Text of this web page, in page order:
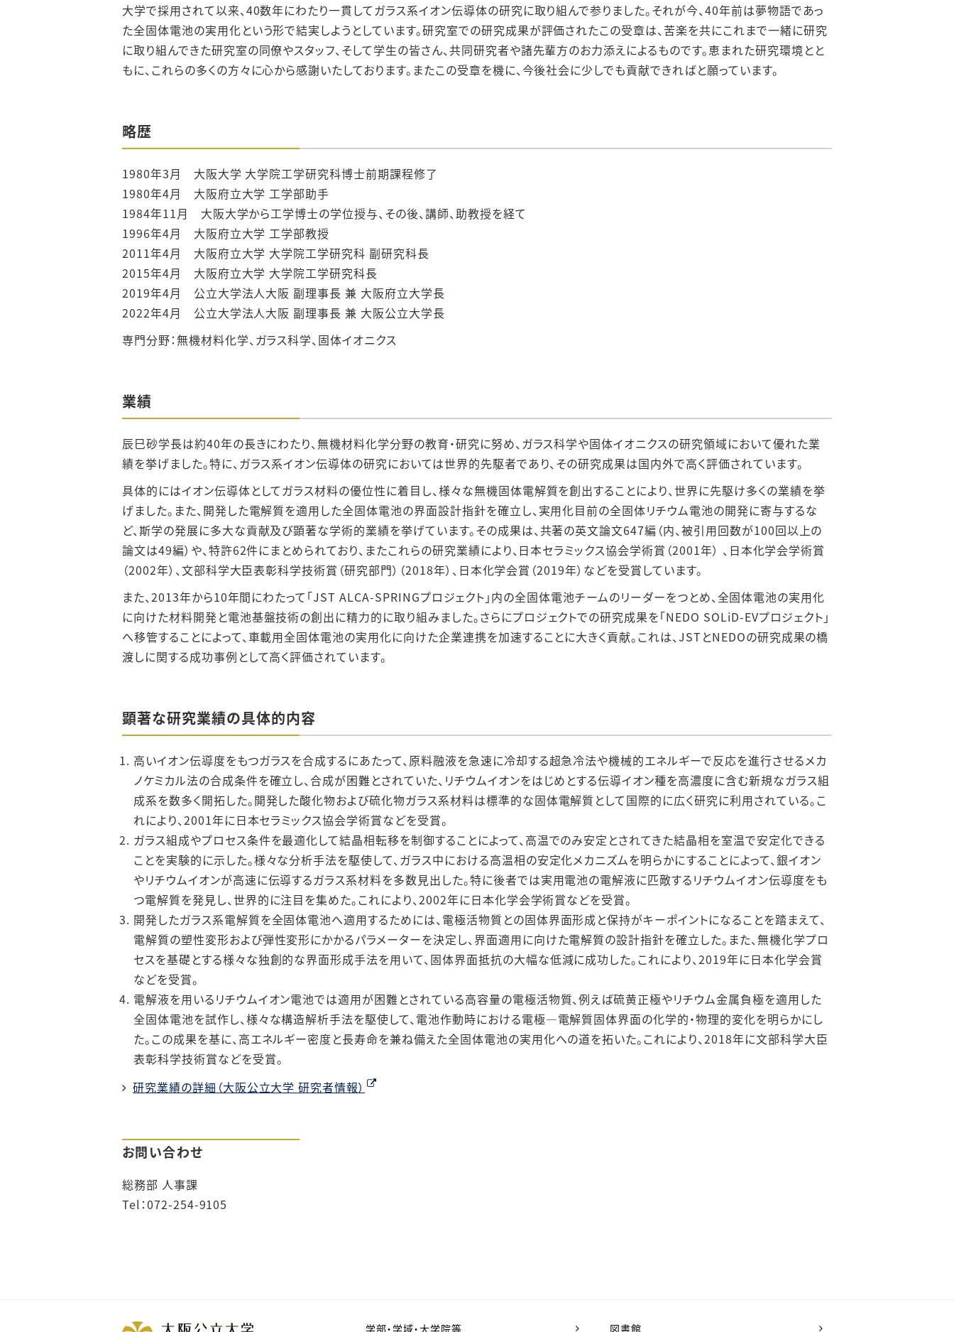
大学で採用されて以来、40数年にわたり一貫してガラス系イオン伝導体の研究に取り組んで参りました。それが今、40年前は夢物語であっ
た全固体電池の実用化という形で結実しようとしています。研究室での研究成果が評価されたこの受章は、苦楽を共にこれまで一緒に研究
に取り組んできた研究室の同僚やスタッフ、そして学生の皆さん、共同研究者や諸先輩方のお力添えによるものです。恵まれた研究環境とと
もに、これらの多くの方々に心から感謝いたしております。またこの受章を機に、今後社会に少しでも貢献できればと願っています。
略歴
1980年3月 大阪大学 大学院工学研究科博士前期課程修了
1980年4月 大阪府立大学 工学部助手
1984年11月 大阪大学から工学博士の学位授与、その後、講師、助教授を経て
1996年4月 大阪府立大学 工学部教授
2011年4月 大阪府立大学 大学院工学研究科 副研究科長
2015年4月 大阪府立大学 大学院工学研究科長
2019年4月 公立大学法人大阪 副理事長 兼 大阪府立大学長
2022年4月 公立大学法人大阪 副理事長 兼 大阪公立大学長
専門分野：無機材料化学、ガラス科学、固体イオニクス
業績
辰巳砂学長は約40年の長きにわたり、無機材料化学分野の教育・研究に努め、ガラス科学や固体イオニクスの研究領域において優れた業
績を挙げました。特に、ガラス系イオン伝導体の研究においては世界的先駆者であり、その研究成果は国内外で高く評価されています。
具体的にはイオン伝導体としてガラス材料の優位性に着目し、様々な無機固体電解質を創出することにより、世界に先駆け多くの業績を挙
げました。また、開発した電解質を適用した全固体電池の界面設計指針を確立し、実用化目前の全固体リチウム電池の開発に寄与するな
ど、斯学の発展に多大な貢献及び顕著な学術的業績を挙げています。その成果は、共著の英文論文647編（内、被引用回数が100回以上の
論文は49編）や、特許62件にまとめられており、またこれらの研究業績により、日本セラミックス協会学術賞（2001年） 、日本化学会学術賞
（2002年）、文部科学大臣表彰科学技術賞（研究部門）（2018年）、日本化学会賞（2019年）などを受賞しています。
また、2013年から10年間にわたって「JST ALCA-SPRINGプロジェクト」内の全固体電池チームのリーダーをつとめ、全固体電池の実用化
に向けた材料開発と電池基盤技術の創出に精力的に取り組みました。さらにプロジェクトでの研究成果を「NEDO SOLiD-EVプロジェクト」
へ移管することによって、車載用全固体電池の実用化に向けた企業連携を加速することに大きく貢献。これは、JSTとNEDOの研究成果の橋
渡しに関する成功事例として高く評価されています。
顕著な研究業績の具体的内容
高いイオン伝導度をもつガラスを合成するにあたって、原料融液を急速に冷却する超急冷法や機械的エネルギーで反応を進行させるメカ
ノケミカル法の合成条件を確立し、合成が困難とされていた、リチウムイオンをはじめとする伝導イオン種を高濃度に含む新規なガラス組
成系を数多く開拓した。開発した酸化物および硫化物ガラス系材料は標準的な固体電解質として国際的に広く研究に利用されている。こ
れにより、2001年に日本セラミックス協会学術賞などを受賞。
ガラス組成やプロセス条件を最適化して結晶相転移を制御することによって、高温でのみ安定とされてきた結晶相を室温で安定化できる
ことを実験的に示した。様々な分析手法を駆使して、ガラス中における高温相の安定化メカニズムを明らかにすることによって、銀イオン
やリチウムイオンが高速に伝導するガラス系材料を多数見出した。特に後者では実用電池の電解液に匹敵するリチウムイオン伝導度をも
つ電解質を発見し、世界的に注目を集めた。これにより、2002年に日本化学会学術賞などを受賞。
開発したガラス系電解質を全固体電池へ適用するためには、電極活物質との固体界面形成と保持がキーポイントになることを踏まえて、
電解質の塑性変形および弾性変形にかかるパラメーターを決定し、界面適用に向けた電解質の設計指針を確立した。また、無機化学プロ
セスを基礎とする様々な独創的な界面形成手法を用いて、固体界面抵抗の大幅な低減に成功した。これにより、2019年に日本化学会賞
などを受賞。
電解液を用いるリチウムイオン電池では適用が困難とされている高容量の電極活物質、例えば硫黄正極やリチウム金属負極を適用した
全固体電池を試作し、様々な構造解析手法を駆使して、電池作動時における電極―電解質固体界面の化学的・物理的変化を明らかにし
た。この成果を基に、高エネルギー密度と長寿命を兼ね備えた全固体電池の実用化への道を拓いた。これにより、2018年に文部科学大臣
表彰科学技術賞などを受賞。
研究業績の詳細（大阪公立大学 研究者情報）
お問い合わせ
総務部 人事課
Tel：072-254-9105
学部・学域・大学院等 図書館